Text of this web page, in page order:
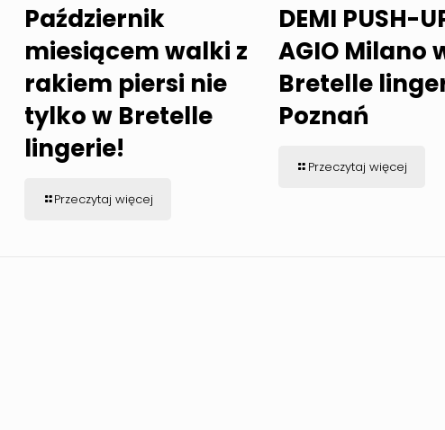
Październik
miesiącem walki z
rakiem piersi nie
tylko w Bretelle
lingerie!
Przeczytaj więcej
DEMI PUSH-
AGIO Milano
Bretelle
Poznań
Przeczytaj więcej